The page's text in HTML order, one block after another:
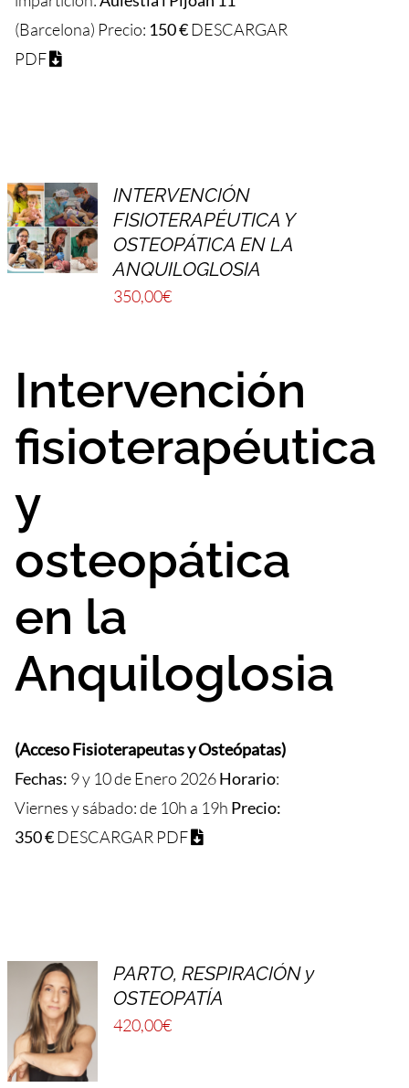
(Barcelona) Precio: 150 €DESCARGAR
PDF
INTERVENCIÓN
FISIOTERAPÉUTICA Y
OSTEOPÁTICA EN LA
ANQUILOGLOSIA
350,00€
Intervención
fisioterapéutica
y
osteopática
en la
Anquiloglosia
(Acceso Fisioterapeutas y Osteópatas)
Fechas: 9 y 10 de Enero 2026Horario:
Viernes y sábado: de 10h a 19h Precio:
350 €DESCARGAR PDF
PARTO, RESPIRACIÓN y
OSTEOPATÍA
420,00€